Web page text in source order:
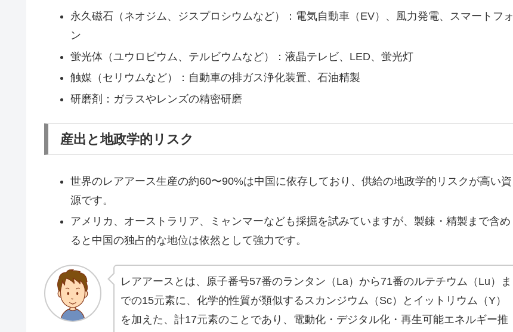
永久磁石（ネオジム、ジスプロシウムなど）：電気自動車（EV）、風力発電、スマートフォ
ン
蛍光体（ユウロピウム、テルビウムなど）：液晶テレビ、LED、蛍光灯
触媒（セリウムなど）：自動車の排ガス浄化装置、石油精製
研磨剤：ガラスやレンズの精密研磨
産出と地政学的リスク
世界のレアアース生産の約60〜90%は中国に依存しており、供給の地政学的リスクが高い資
源です。
アメリカ、オーストラリア、ミャンマーなども採掘を試みていますが、製錬・精製まで含め
ると中国の独占的な地位は依然として強力です。
レアアースとは、原子番号57番のランタン（La）から71番のルテチウム（Lu）ま
での15元素に、化学的性質が類似するスカンジウム（Sc）とイットリウム（Y）
を加えた、計17元素のことであり、電動化・デジタル化・再生可能エネルギー推